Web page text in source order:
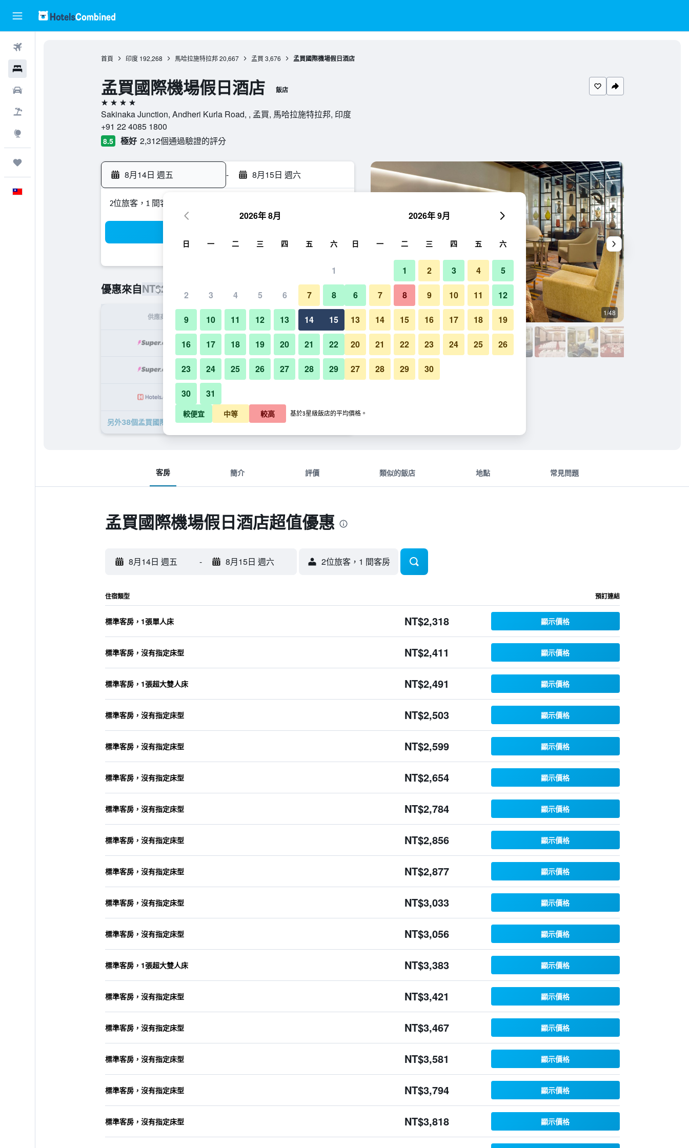
首頁 印度 192,268 馬哈拉施特拉邦 20,667 孟買 3,676 孟買國際機場假日酒店
孟買國際機場假日酒店 飯店
4星級
Sakinaka Junction, Andheri Kurla Road, , 孟買, 馬哈拉施特拉邦, 印度
+91 22 4085 1800
8.5 極好 2,312個通過驗證的評分
8月14日 週五 - 8月15日 週六
2位旅客，1 間客房
優惠來自NT$2,318
供應商 每晚總額
NT$2,318 查看優惠
NT$2,411 查看優惠
另外38個孟買國際機場假日酒店​的優惠
休閒室 1/48
孟買國際機場假日酒店的照片
客房 簡介 評價 類似的飯店 地點 常見問題
孟買國際機場假日酒店超值優惠
8月14日 週五 - 8月15日 週六 2位旅客，1 間客房
住宿類型 預訂連結
標準客房，1張單人床 NT$2,318 顯示價格
標準客房，沒有指定床型 NT$2,411 顯示價格
標準客房，1張超大雙人床 NT$2,491 顯示價格
標準客房，沒有指定床型 NT$2,503 顯示價格
標準客房，沒有指定床型 NT$2,599 顯示價格
標準客房，沒有指定床型 NT$2,654 顯示價格
標準客房，沒有指定床型 NT$2,784 顯示價格
標準客房，沒有指定床型 NT$2,856 顯示價格
標準客房，沒有指定床型 NT$2,877 顯示價格
標準客房，沒有指定床型 NT$3,033 顯示價格
標準客房，沒有指定床型 NT$3,056 顯示價格
標準客房，1張超大雙人床 NT$3,383 顯示價格
標準客房，沒有指定床型 NT$3,421 顯示價格
標準客房，沒有指定床型 NT$3,467 顯示價格
標準客房，沒有指定床型 NT$3,581 顯示價格
標準客房，沒有指定床型 NT$3,794 顯示價格
標準客房，沒有指定床型 NT$3,818 顯示價格
2026年 8月
日 一 二 三 四 五 六
1
2 3 4 5 6 7 8
9 10 11 12 13 14 15
16 17 18 19 20 21 22
23 24 25 26 27 28 29
30 31
2026年 9月
日 一 二 三 四 五 六
1 2 3 4 5
6 7 8 9 10 11 12
13 14 15 16 17 18 19
20 21 22 23 24 25 26
27 28 29 30
較便宜 中等 較高 基於3星級飯店的平均價格。